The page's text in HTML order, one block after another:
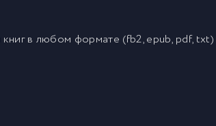
книгв любом формате (fb2, epub, pdf,